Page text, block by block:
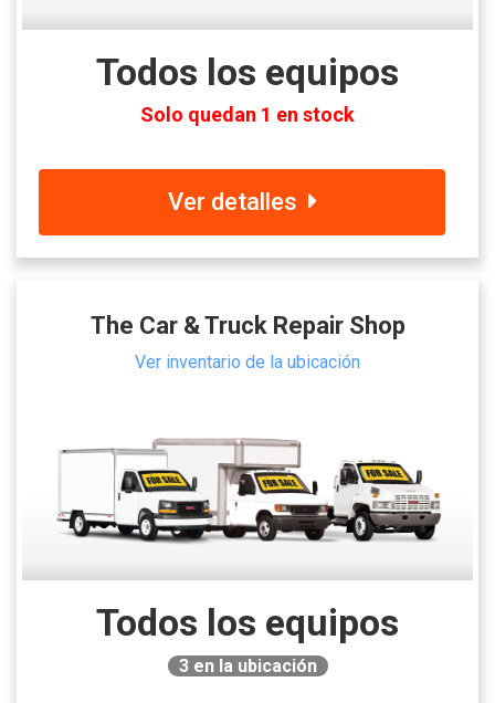
Todos los equipos
Solo quedan 1 en stock
Ver detalles
The Car & Truck Repair Shop
Ver inventario de la ubicación
Todos los equipos
3en la ubicación